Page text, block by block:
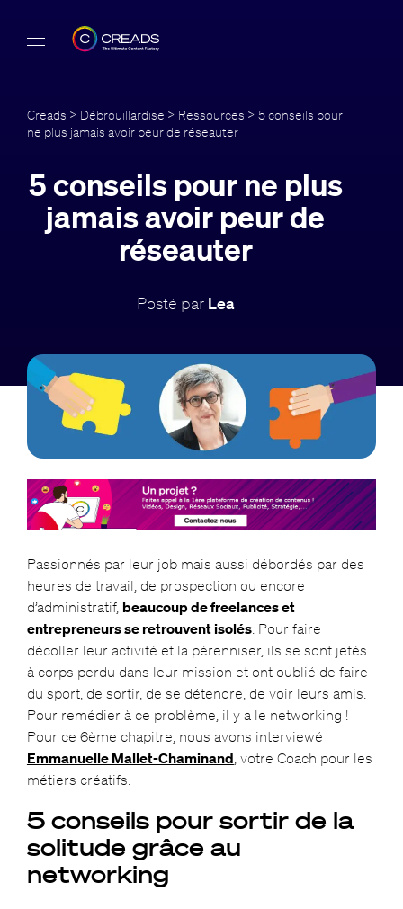
Offres
À propos
Guide
Creads > Débrouillardise > Ressources > 5 conseils pour
ne plus jamais avoir peur de réseauter
5 conseils pour ne plus
jamais avoir peur de
réseauter
Posté par Lea
Passionnés par leur job mais aussi débordés par des
heures de travail, de prospection ou encore
d’administratif, beaucoup de freelances et
entrepreneurs se retrouvent isolés. Pour faire
décoller leur activité et la pérenniser, ils se sont jetés
à corps perdu dans leur mission et ont oublié de faire
du sport, de sortir, de se détendre, de voir leurs amis.
Pour remédier à ce problème, il y a le networking !
Pour ce 6ème chapitre, nous avons interviewé
Emmanuelle Mallet-Chaminand , votre Coach pour les
métiers créatifs.
5 conseils pour sortir de la
solitude grâce au
networking